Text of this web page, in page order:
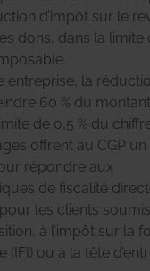
d’impôt sur le
dons, dans la limite
entreprise, la
60 % du
de 0,5 % du chiffre
offrent au CGP un
répondre aux
de fiscalité
les clients
à l’impôt sur la
(IFI) ou à la tête